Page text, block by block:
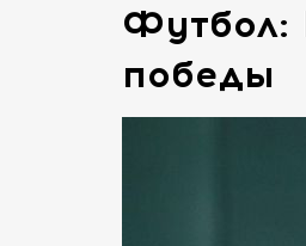
Футбол:
победы